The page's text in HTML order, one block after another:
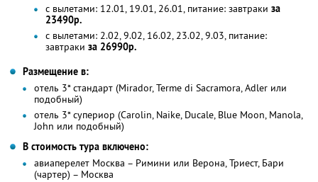
с вылетами: 12.01, 19.01, 26.01, питание: завтраки за
23490р.
с вылетами: 2.02, 9.02, 16.02, 23.02, 9.03, питание:
завтраки за 26990р.
Размещение в:
отель 3* стандарт (Mirador, Terme di Sacramora, Adler или
подобный)
отель 3* супериор (Carolin, Naike, Ducale, Blue Moon, Manola,
John или подобный)
В стоимость тура включено:
авиаперелет Москва – Римини или Верона, Триест, Бари
(чартер) – Москва